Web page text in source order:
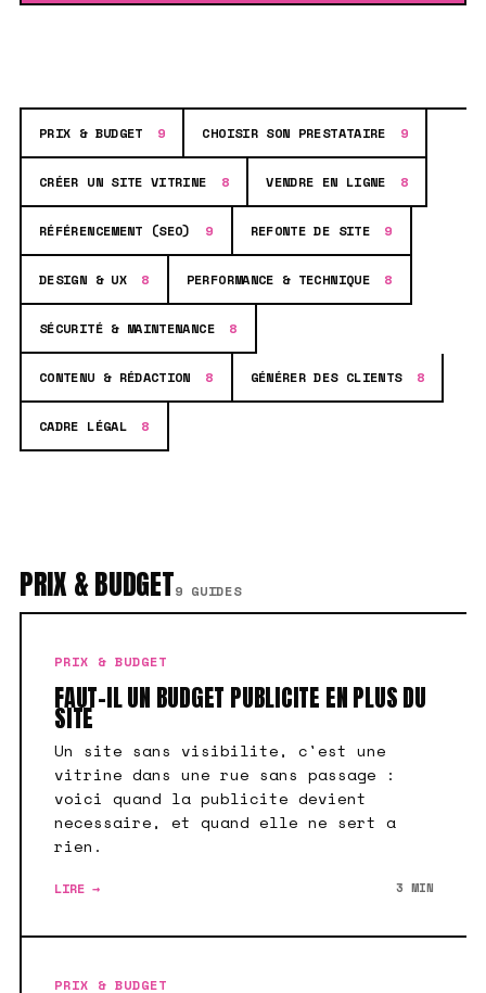
PRIX & BUDGET 9 CHOISIR SON PRESTATAIRE 9
CRÉER UN SITE VITRINE 8 VENDRE EN LIGNE 8
RÉFÉRENCEMENT (SEO) 9 REFONTE DE SITE 9
DESIGN & UX 8 PERFORMANCE & TECHNIQUE 8
SÉCURITÉ & MAINTENANCE 8
CONTENU & RÉDACTION 8 GÉNÉRER DES CLIENTS 8
CADRE LÉGAL 8
PRIX & BUDGET9 GUIDES
PRIX & BUDGET
FAUT-IL UN BUDGET PUBLICITE EN PLUS DU
SITE
Un site sans visibilite, c'est une
vitrine dans une rue sans passage :
voici quand la publicite devient
necessaire, et quand elle ne sert a
rien.
LIRE → 3 MIN
PRIX & BUDGET